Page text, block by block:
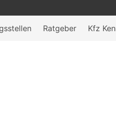
Ratgeber Kfz